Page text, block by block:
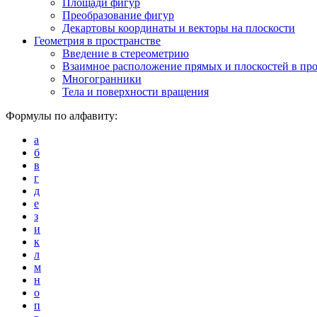
Площади фигур
Преобразование фигур
Декартовы координаты и векторы на плоскости
Геометрия в пространстве
Введение в стереометрию
Взаимное расположение прямых и плоскостей в
Многогранники
Тела и поверхности вращения
Формулы по алфавиту:
а
б
в
г
д
е
з
и
к
л
м
н
о
п